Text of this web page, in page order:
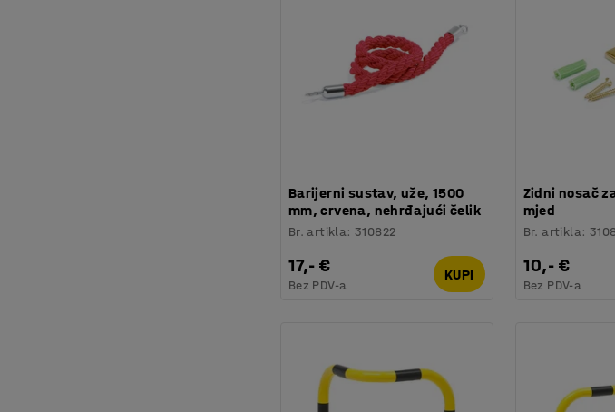
Barijerni sustav, uže, 1500
mm, crvena, nehrđajući čelik
Br. artikla:310822
17,- €
Bez PDV-a
KUPI
Zidni nosač
mjed
Br. artikla:
10,- €
Bez PDV-a